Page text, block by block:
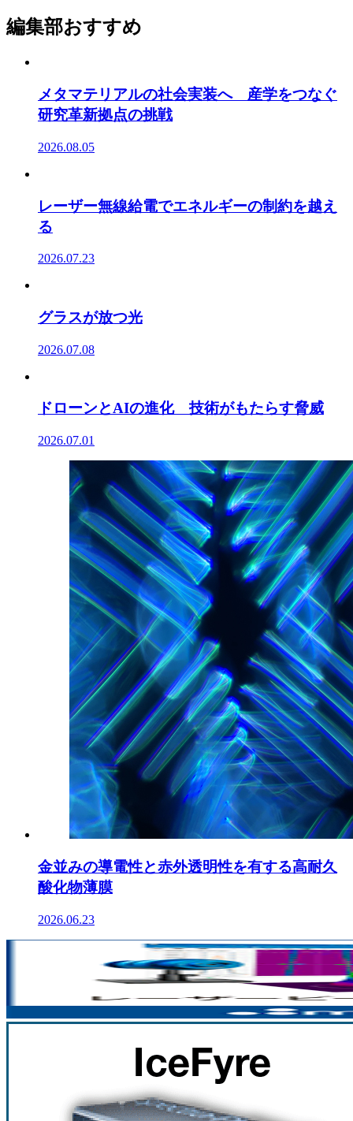
編集部おすすめ
メタマテリアルの社会実装へ 産学をつなぐ
研究革新拠点の挑戦
2026.08.05
レーザー無線給電でエネルギーの制約を越え
る
2026.07.23
グラスが放つ光
2026.07.08
ドローンとAIの進化 技術がもたらす脅威
2026.07.01
金並みの導電性と赤外透明性を有する高耐久
酸化物薄膜
2026.06.23